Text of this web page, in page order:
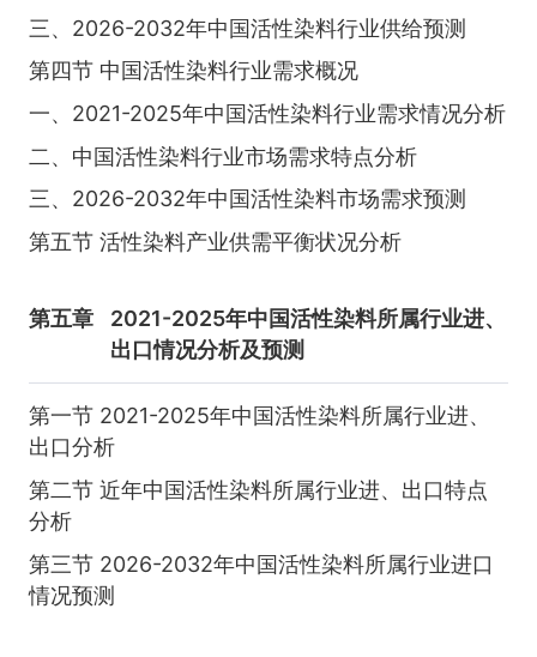
三、2026-2032年中国活性染料行业供给预测
第四节 中国活性染料行业需求概况
一、2021-2025年中国活性染料行业需求情况分析
二、中国活性染料行业市场需求特点分析
三、2026-2032年中国活性染料市场需求预测
第五节 活性染料产业供需平衡状况分析
第五章
2021-2025年中国活性染料所属行业进、
出口情况分析及预测
第一节 2021-2025年中国活性染料所属行业进、
出口分析
第二节 近年中国活性染料所属行业进、出口特点
分析
第三节 2026-2032年中国活性染料所属行业进口
情况预测